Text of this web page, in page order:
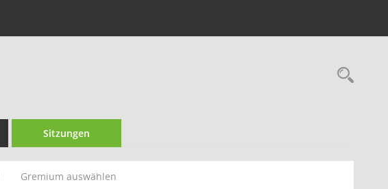
Sitzungen
Gremium auswählen